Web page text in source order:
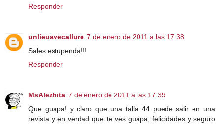
Responder
unlieuavecallure 7 de enero de 2011 a las 17:38
Sales estupenda!!!
Responder
MsAlezhita 7 de enero de 2011 a las 17:39
Que guapa! y claro que una talla 44 puede salir en una
revista y en verdad que te ves guapa, felicidades y seguro